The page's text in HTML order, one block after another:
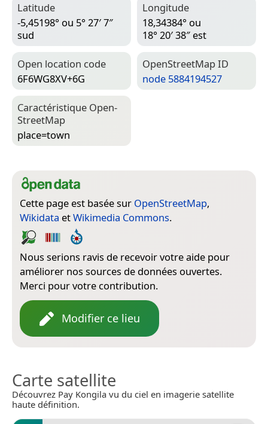
Latitude
-5,45198° ou 5° 27′ 7″
sud
Longitude
18,34384° ou
18° 20′ 38″ est
Open location code
6F6WG8XV+6G
Open­Street­Map ID
node 5884194527
Caractéristique Open­
Street­Map
place=­town
Cette page est basée sur OpenStreetMap,
Wikidata etWikimedia Commons.
Nous serions ravis de recevoir votre aide pour
améliorer nos sources de données ouvertes.
Merci pour votre contribution.
Modifier ce lieu
Carte satellite
Découvrez Pay Kongila vu du ciel en imagerie satellite
haute définition.